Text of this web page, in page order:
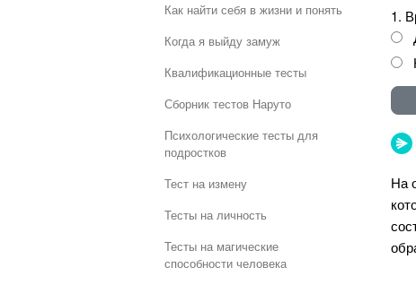
Как найти себя в жизни и понять
Когда я выйду замуж
Квалификационные тесты
Сборник тестов Наруто
Психологические тесты для
подростков
Тест на измену
Тесты на личность
Тесты на магические
способности человека
1.
На